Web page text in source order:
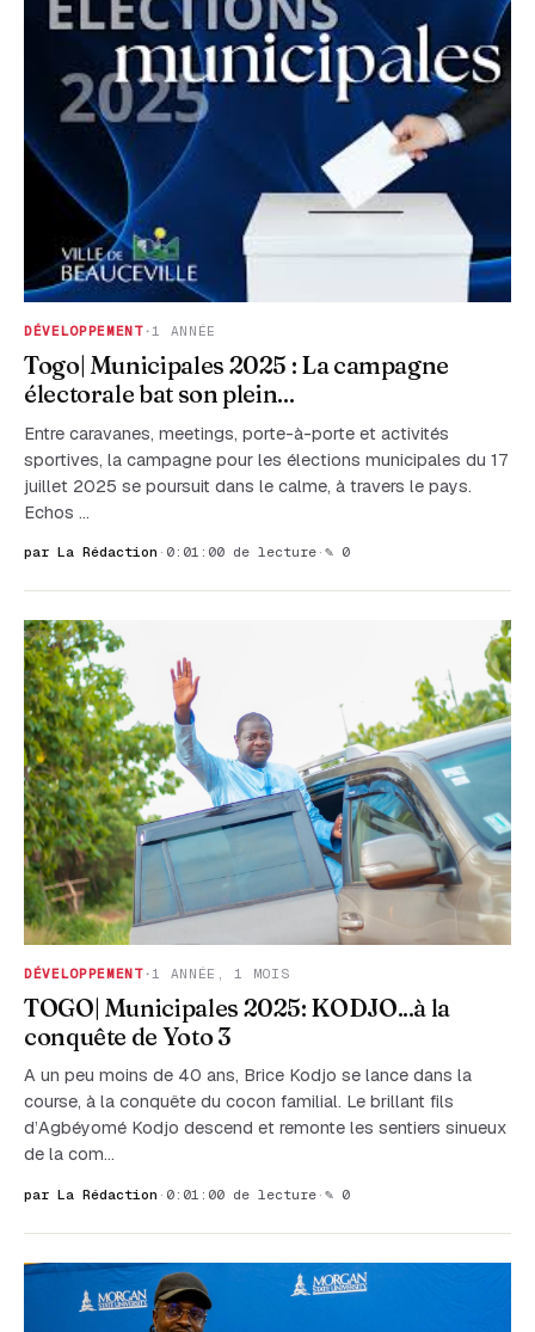
DÉVELOPPEMENT·1 ANNÉE
Togo| Municipales 2025 : La campagne
électorale bat son plein...
Entre caravanes, meetings, porte-à-porte et activités
sportives, la campagne pour les élections municipales du 17
juillet 2025 se poursuit dans le calme, à travers le pays.
Echos …
par La Rédaction · 0:01:00 de lecture · ✎ 0
DÉVELOPPEMENT·1 ANNÉE, 1 MOIS
TOGO| Municipales 2025: KODJO...à la
conquête de Yoto 3
A un peu moins de 40 ans, Brice Kodjo se lance dans la
course, à la conquête du cocon familial. Le brillant fils
d’Agbéyomé Kodjo descend et remonte les sentiers sinueux
de la com…
par La Rédaction · 0:01:00 de lecture · ✎ 0